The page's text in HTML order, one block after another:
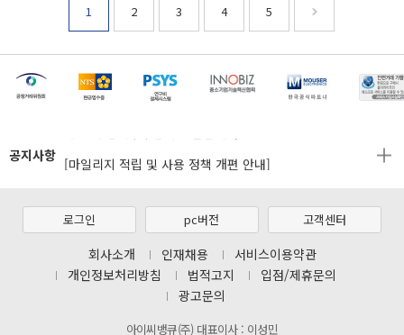
1 2 3 4 5
공지사항
[마일리지 적립 및 사용 정책 개편 안내]
[2026년 8월 신용카드 무이자 행사 안내]
[마일리지 적립 및 사용 정책 개편 안내]
제31기 정기주주총회 소집통지서
[마일리지 적립 및 사용 정책 개편 안내]
로그인 pc버전 고객센터
회사소개 인재채용
서비스이용약관
개인정보처리방침
법적고지
입점/제휴문의
광고문의
아이씨뱅큐(주) 대표이사 : 이성민